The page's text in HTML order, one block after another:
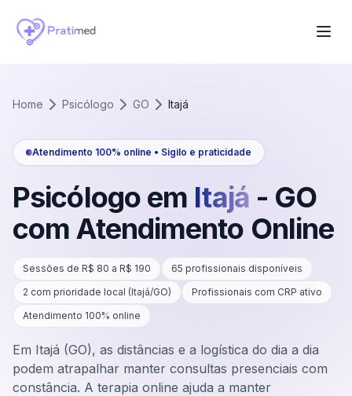
Home Psicólogo GO Itajá
Atendimento 100% online • Sigilo e praticidade
Psicólogo em Itajá - GO
com Atendimento Online
Sessões de R$ 80 a R$ 190 65 profissionais disponíveis
2 com prioridade local (Itajá/GO)
Profissionais com CRP ativo
Atendimento 100% online
Em Itajá (GO), as distâncias e a logística do dia a dia
podem atrapalhar manter consultas presenciais com
constância. A terapia online ajuda a manter